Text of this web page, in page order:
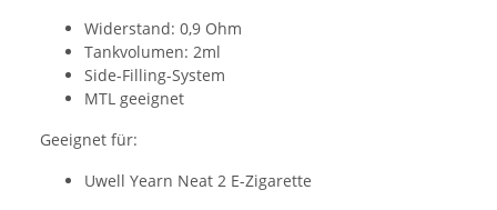
Widerstand: 0,9 Ohm
Tankvolumen: 2ml
Side-Filling-System
MTL geeignet
Geeignet für:
Uwell Yearn Neat 2 E-Zigarette